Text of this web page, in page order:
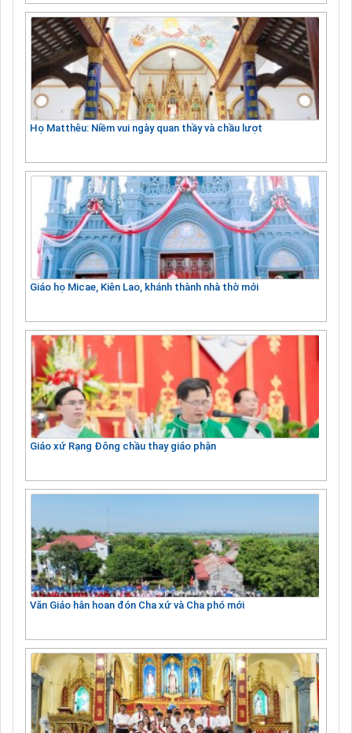
Họ Matthêu: Niềm vui ngày quan thầy và chầu lượt
Giáo họ Micae, Kiên Lao, khánh thành nhà thờ mới
Giáo xứ Rạng Đông chầu thay giáo phận
Văn Giáo hân hoan đón Cha xứ và Cha phó mới